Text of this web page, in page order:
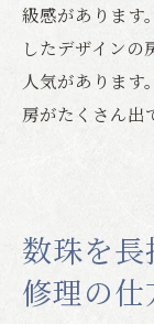
級感があります
したデザインの
人気があります
房がたくさん出
数珠を
修理の仕